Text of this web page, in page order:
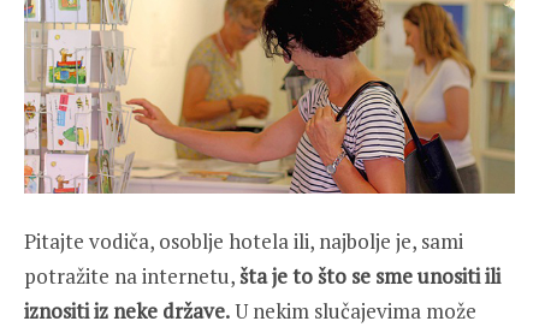
Pitajte vodiča, osoblje hotela ili, najbolje je, sami
potražite na internetu,šta je to što se sme unositi ili
iznositi iz neke države.U nekim slučajevima može